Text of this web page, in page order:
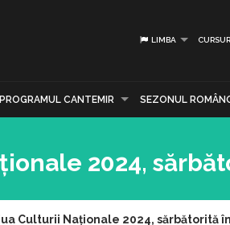
LIMBA
PROGRAMUL CANTEMIR SEZONUL
2024,
Culturii Naționale 2024, sărbătorită